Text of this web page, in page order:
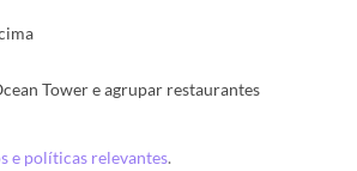
Tower e agrupar restaurantes
e políticas relevantes.